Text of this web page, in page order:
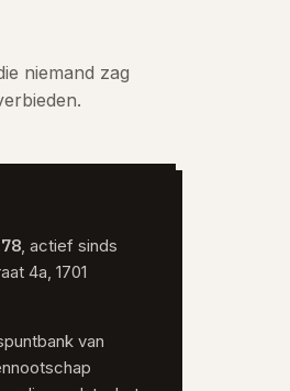
niemand zag
, actief sinds
4a, 1701
van